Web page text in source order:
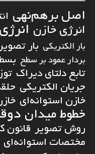
اصل برهم‌نهی
انرژی خازن
بار الکتریکی بار
بردار عمود بر سطح
تابع دلتای دیراک
جریان الکتریکی
خازن استوانه‌ای
خطوط میدان
روش تصویر قانون
مختصات استوانه‌ای